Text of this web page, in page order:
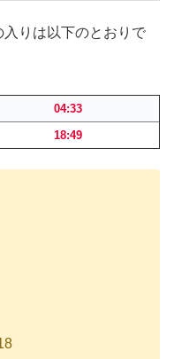
りは以下のとおりで
04:33
18:49